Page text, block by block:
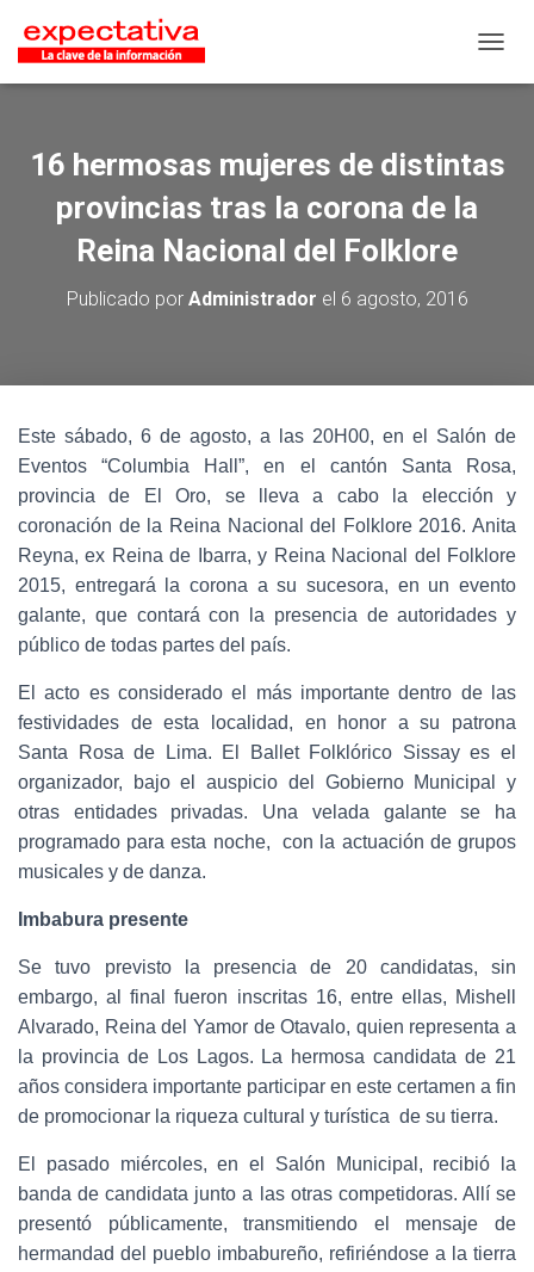
16 hermosas mujeres de distintas
provincias tras la corona de la
Reina Nacional del Folklore
Publicado por Administrador el 6 agosto, 2016
Este sábado, 6 de agosto, a las 20H00, en el Salón de
Eventos “Columbia Hall”, en el cantón Santa Rosa,
provincia de El Oro, se lleva a cabo la elección y
coronación de la Reina Nacional del Folklore 2016. Anita
Reyna, ex Reina de Ibarra, y Reina Nacional del Folklore
2015, entregará la corona a su sucesora, en un evento
galante, que contará con la presencia de autoridades y
público de todas partes del país.
El acto es considerado el más importante dentro de las
festividades de esta localidad, en honor a su patrona
Santa Rosa de Lima. El Ballet Folklórico Sissay es el
organizador, bajo el auspicio del Gobierno Municipal y
otras entidades privadas. Una velada galante se ha
programado para esta noche, con la actuación de grupos
musicales y de danza.
Imbabura presente
Se tuvo previsto la presencia de 20 candidatas, sin
embargo, al final fueron inscritas 16, entre ellas, Mishell
Alvarado, Reina del Yamor de Otavalo, quien representa a
la provincia de Los Lagos. La hermosa candidata de 21
años considera importante participar en este certamen a fin
de promocionar la riqueza cultural y turística de su tierra.
El pasado miércoles, en el Salón Municipal, recibió la
banda de candidata junto a las otras competidoras. Allí se
presentó públicamente, transmitiendo el mensaje de
hermandad del pueblo imbabureño, refiriéndose a la tierra